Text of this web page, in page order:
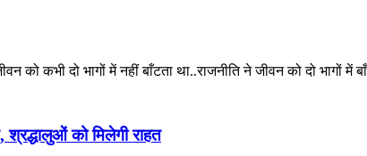
को कभी दो भागों में नहीं बाँटता था..राजनीति ने जीवन को दो भागों
को मिलेगी राहत